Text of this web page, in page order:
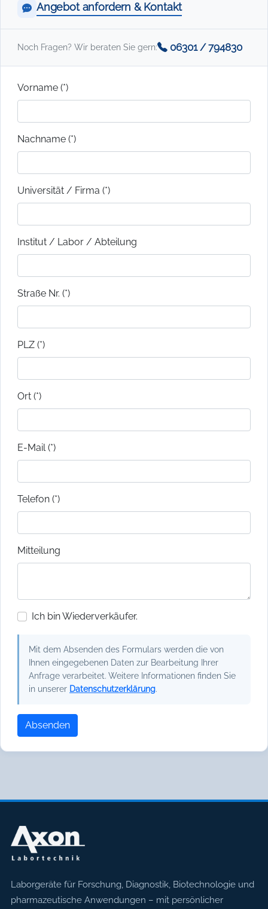
Angebot anfordern & Kontakt
Noch Fragen? Wir beraten Sie gern: 06301 / 794830
Vorname (*)
Nachname (*)
Universität / Firma (*)
Institut / Labor / Abteilung
Straße Nr. (*)
PLZ (*)
Ort (*)
E-Mail (*)
Telefon (*)
Mitteilung
Ich bin Wiederverkäufer.
Mit dem Absenden des Formulars werden die von
Ihnen eingegebenen Daten zur Bearbeitung Ihrer
Anfrage verarbeitet. Weitere Informationen finden Sie
in unserer Datenschutzerklärung.
Absenden
Axon Labortechnik
Laborgeräte für Forschung, Diagnostik, Biotechnologie und
pharmazeutische Anwendungen – mit persönlicher